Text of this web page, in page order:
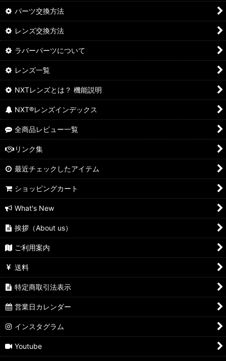
パーツ交換方法
レンズ交換方法
ラバーパーツについて
レンズ一覧
NXTレンズとは？ 機能説明
NXT®レンズインデックス
全商品レビュー一覧
リンク集
最近チェックしたアイテム
ショッピングカート
What's New
挨拶（About us）
ご利用案内
送料
特定商取引法表示
営業日カレンダー
インスタグラム
Youtube